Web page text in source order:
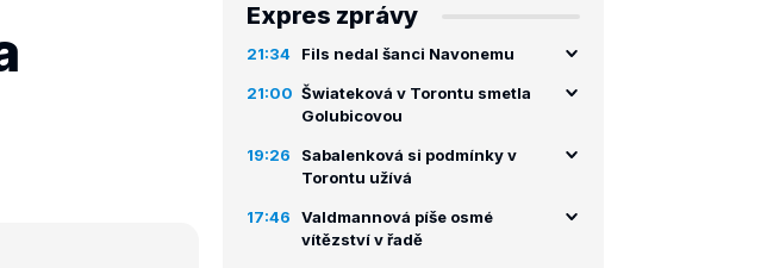
Expres zprávy
21:34 Fils nedal šanci Navonemu
21:00 Šwiateková v Torontu smetla
Golubicovou
19:26
Sabalenková si podmínky v
Torontu užívá
17:46
Valdmannová píše osmé
vítězství v řadě